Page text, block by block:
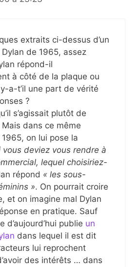
extraits ci-dessus d’un
de 1965, assez
répond-il
à côté de la plaque ou
a-t’il une part de vérité
?
s’agissait plutôt de
dans ce même
on lui pose la
vous deviez vous rendre à
lequel choisiriez-
répond « les sous-
». On pourrait croire
et on imagine mal Dylan
en pratique. Sauf
d’aujourd’hui publie un
dans lequel il est dit
lui reprochent
des intérêts … dans